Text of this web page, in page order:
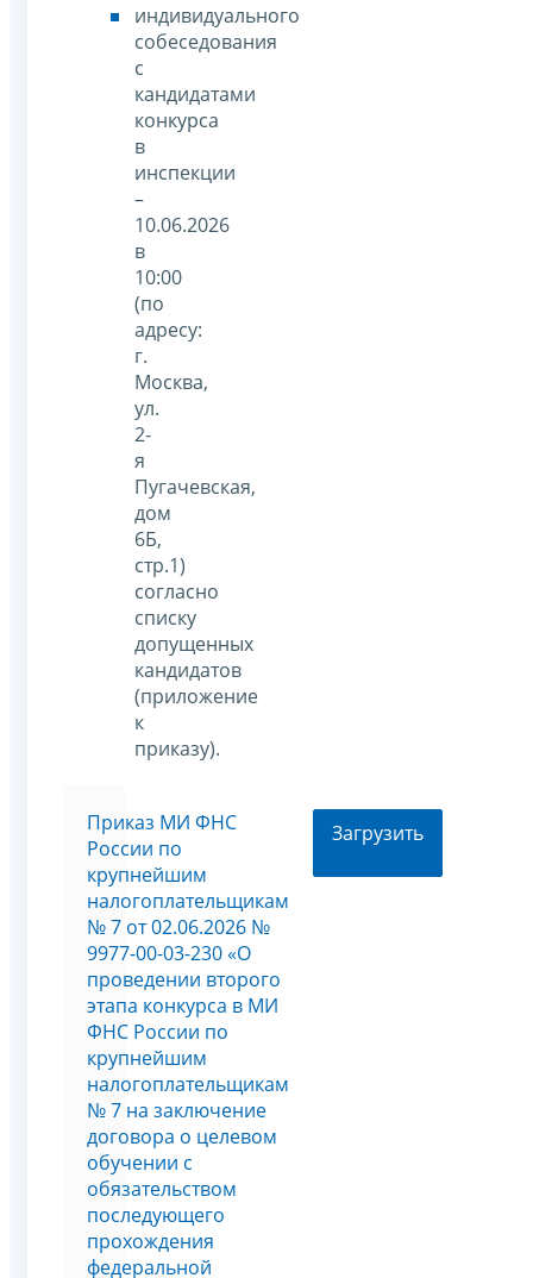
индивидуального
собеседования
с
кандидатами
конкурса
в
инспекции
–
10.06.2026
в
10:00
(по
адресу:
г.
Москва,
ул.
2-
я
Пугачевская,
дом
6Б,
стр.1)
согласно
списку
допущенных
кандидатов
(приложение
к
приказу).
Приказ МИ ФНС
России по
крупнейшим
налогоплательщикам
№ 7 от 02.06.2026 №
9977-00-03-230 «О
проведении второго
этапа конкурса в МИ
ФНС России по
крупнейшим
налогоплательщикам
№ 7 на заключение
договора о целевом
обучении с
обязательством
последующего
прохождения
федеральной
Загрузить